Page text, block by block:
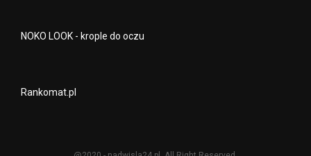
NOKO LOOK - krople do oczu
Rankomat.pl